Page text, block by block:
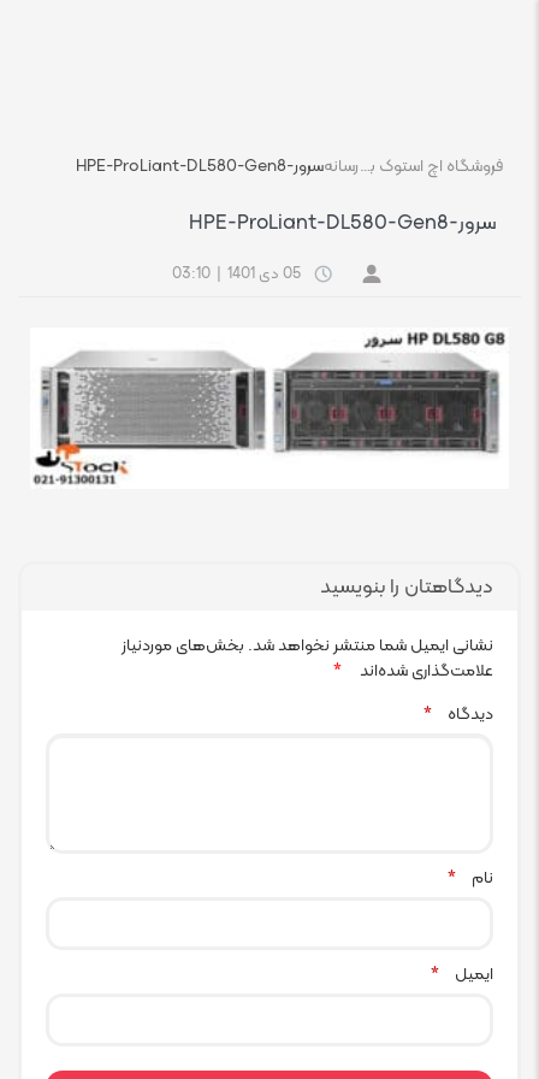
فروشگاه اچ استوک بازار انلاین تجهیزات کامپیوتر استوکرسانهسرور-HPE-ProLiant-DL580-Gen8
سرور-HPE-ProLiant-DL580-Gen8
05 دی 1401 03:10
دیدگاهتان را بنویسید
نشانی ایمیل شما منتشر نخواهد شد. بخش‌های موردنیاز
علامت‌گذاری شده‌اند
*
دیدگاه
*
نام *
ایمیل *